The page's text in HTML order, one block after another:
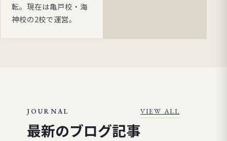
転。現在は亀戸校・海
神校の2校で運営。
JOURNAL
最新のブログ記事
VIEW ALL